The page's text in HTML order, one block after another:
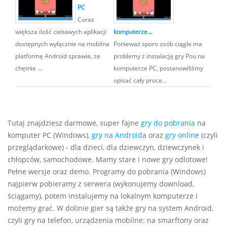
PC
Coraz
większa ilość ciekawych aplikacji
dostępnych wyłącznie na mobilna
platformę Android sprawia, że
chętnie ...
komputerze...
Ponieważ sporo osób ciągle ma
problemy z instalacją gry Pou na
komputerze PC, postanowiliśmy
opisać cały proce...
Tutaj znajdziesz darmowe, super fajne gry do pobrania na
komputer PC (Windows), gry na Androida oraz gry online (czyli
przeglądarkowe) - dla dzieci, dla dziewczyn, dziewczynek i
chłopców, samochodowe. Mamy stare i nowe gry odlotowe!
Pełne wersje oraz demo. Programy do pobrania (Windows)
najpierw pobieramy z serwera (wykonujemy download,
ściągamy), potem instalujemy na lokalnym komputerze i
możemy grać. W dolinie gier są także gry na system Android,
czyli gry na telefon, urządzenia mobilne: na smarftony oraz